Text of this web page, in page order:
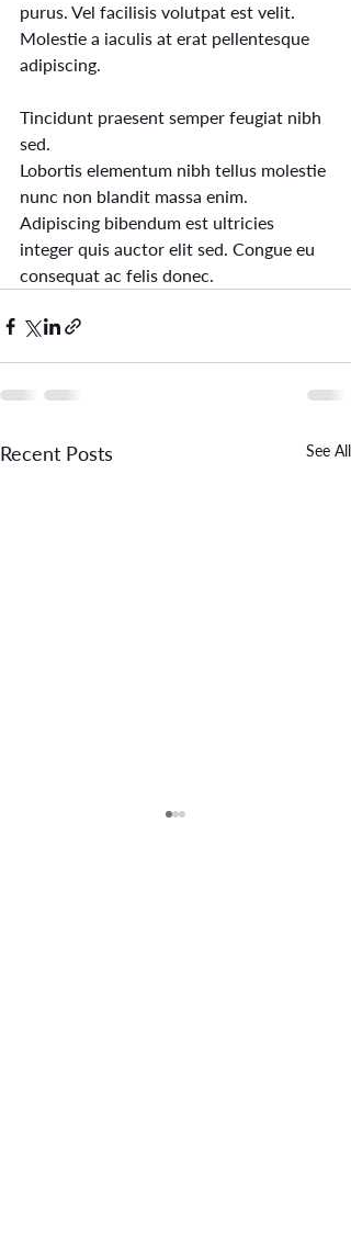
purus. Vel facilisis volutpat est velit.
Molestie a iaculis at erat pellentesque
adipiscing.
Tincidunt praesent semper feugiat nibh
sed.
Lobortis elementum nibh tellus molestie
nunc non blandit massa enim.
Adipiscing bibendum est ultricies
integer quis auctor elit sed. Congue eu
consequat ac felis donec.
Recent Posts See All